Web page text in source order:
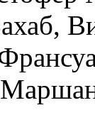
,